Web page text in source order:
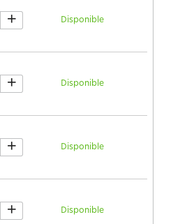
Disponible
+
Disponible
+
Disponible
+
Disponible
+